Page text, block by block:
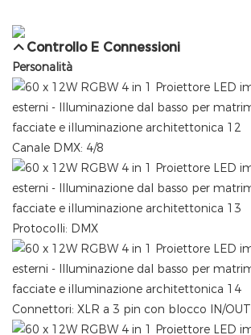
Controllo E Connessioni
Personalità
Canale DMX: 4/8
Protocolli: DMX
Connettori: XLR a 3 pin con blocco IN/OUT